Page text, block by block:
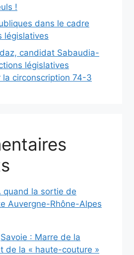
!
dans le cadre
législatives
candidat Sabaudia-
législatives
la circonscription 74-3
quand la sortie de
Auvergne-Rhône-Alpes
Savoie : Marre de la
de la « haute-couture »